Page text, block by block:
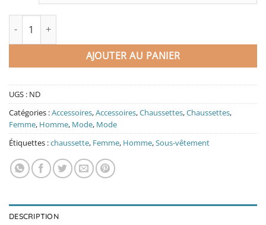
AJOUTER AU PANIER
UGS : ND
Catégories :Accessoires,Accessoires,Chaussettes,Chaussettes,
Femme, Homme, Mode, Mode
Étiquettes :chaussette, Femme, Homme,Sous-vêtement
DESCRIPTION